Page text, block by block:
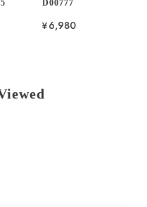
D00777
¥6,980